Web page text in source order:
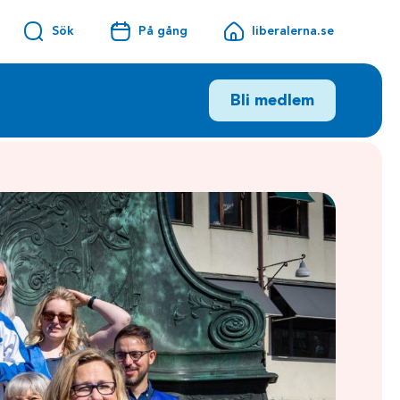
Sök På gång liberalerna.se
Bli medlem